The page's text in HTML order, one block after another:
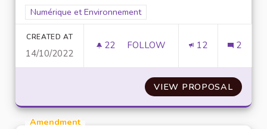
Filter results for scope: Numérique et Environnement
Numérique et Environnement
CREATED AT
14/10/2022
22 22 FOLLOWERS
FOLLOW 12 2
VIEW PROPOSAL
Amendment